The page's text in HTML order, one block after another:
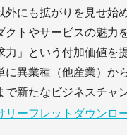
外にも拡がりを見せ始
クトやサービスの魅力
力」という付加価値を
に異業種（他産業）か
で新たなビジネスチャ
リーフレットダウンロ